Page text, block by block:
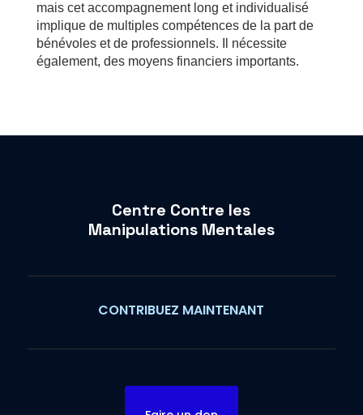
mais cet accompagnement long et individualisé
implique de multiples compétences de la part de
bénévoles et de professionnels. Il nécessite
également, des moyens financiers importants.
Centre Contre les
Manipulations Mentales
CONTRIBUEZ MAINTENANT